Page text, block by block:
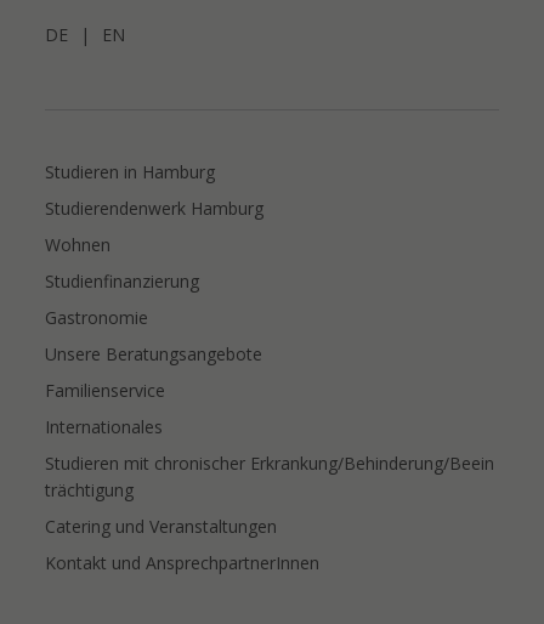
DE | EN
Studieren in Hamburg
Studierendenwerk Hamburg
Wohnen
Studienfinanzierung
Gastronomie
Unsere Beratungsangebote
Familienservice
Internationales
Studieren mit chronischer Erkrankung/Behinderung/Beein
trächtigung
Catering und Veranstaltungen
Kontakt und AnsprechpartnerInnen